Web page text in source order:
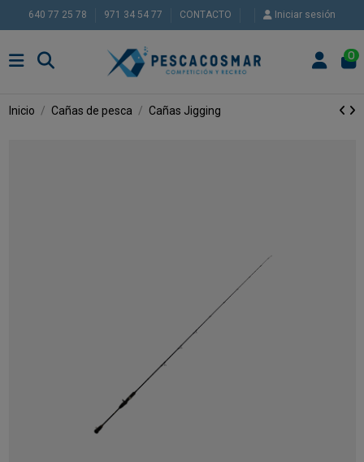
640 77 25 78 971 34 54 77 CONTACTO Iniciar sesión
0
Inicio Cañas de pesca Cañas Jigging